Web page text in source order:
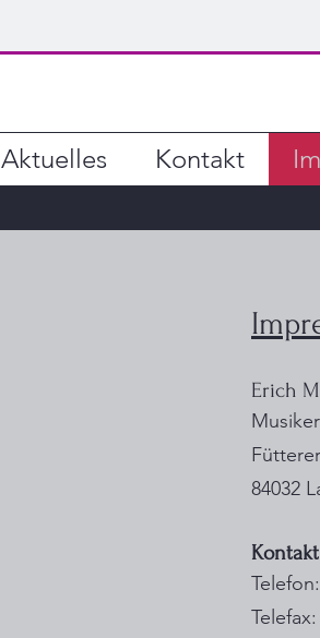
Aktuelles Kontakt
Erich
Musiker
84032
Kontakt